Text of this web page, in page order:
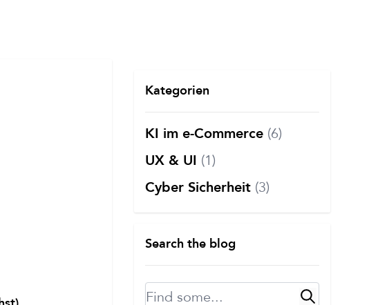
Kategorien
KI im e-Commerce (6)
UX & UI (1)
Cyber Sicherheit (3)
Search the blog
Suche